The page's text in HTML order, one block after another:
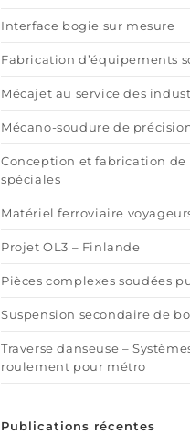
Interface bogie sur mesure
Fabrication d’équipements
Mécajet au service des
Mécano-soudure de
Conception et fabrication de
spéciales
Matériel ferroviaire
Projet OL3 – Finlande
Pièces complexes soudées
Suspension secondaire de
Traverse danseuse –
roulement pour métro
Publications récentes